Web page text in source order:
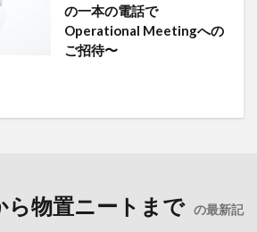
の一本の電話で
Operational Meetingへの
ご招待〜
ら物置ニートまで の最新記